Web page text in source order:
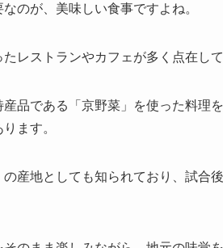
のが、美味しい食事ですよね。
レストランやカフェが多く点在して
品である「京野菜」を使った料理
ます。
産地としても知られており、試合